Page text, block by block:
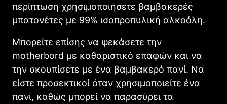
περίπτωση χρησιμοποιήσετε βαμβακερές
μπατονέτες με 99% ισοπροπυλική αλκοόλη.
Μπορείτε επίσης να ψεκάσετε την
motherbord με καθαριστικό επαφών και να
την σκουπίσετε με ένα βαμβακερό πανί. Να
είστε προσεκτικοί όταν χρησιμοποιείτε ένα
πανί, καθώς μπορεί να παρασύρει τα